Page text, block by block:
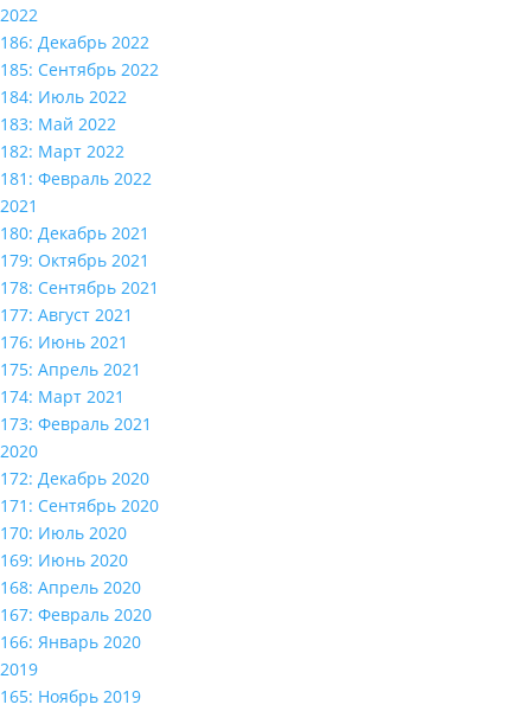
2022
186: Декабрь 2022
185: Сентябрь 2022
184: Июль 2022
183: Май 2022
182: Март 2022
181: Февраль 2022
2021
180: Декабрь 2021
179: Октябрь 2021
178: Сентябрь 2021
177: Август 2021
176: Июнь 2021
175: Апрель 2021
174: Март 2021
173: Февраль 2021
2020
172: Декабрь 2020
171: Сентябрь 2020
170: Июль 2020
169: Июнь 2020
168: Апрель 2020
167: Февраль 2020
166: Январь 2020
2019
165: Ноябрь 2019